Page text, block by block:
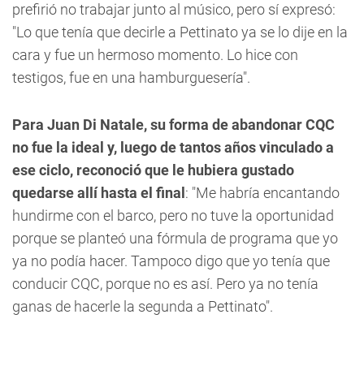
prefirió no trabajar junto al músico, pero sí expresó:
"Lo que tenía que decirle a Pettinato ya se lo dije en la
cara y fue un hermoso momento. Lo hice con
testigos, fue en una hamburguesería".
Para Juan Di Natale, su forma de abandonar CQC
no fue la ideal y, luego de tantos años vinculado a
ese ciclo, reconoció que le hubiera gustado
quedarse allí hasta el final : "Me habría encantando
hundirme con el barco, pero no tuve la oportunidad
porque se planteó una fórmula de programa que yo
ya no podía hacer. Tampoco digo que yo tenía que
conducir CQC, porque no es así. Pero ya no tenía
ganas de hacerle la segunda a Pettinato".